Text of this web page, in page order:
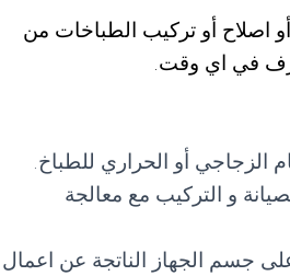
اصلاح أو تركيب الطباخات من
في اي وقت.
الزجاجي أو الحراري للطباخ.
و التركيب مع معالجة
جسم الجهاز الناتجة عن اعمال